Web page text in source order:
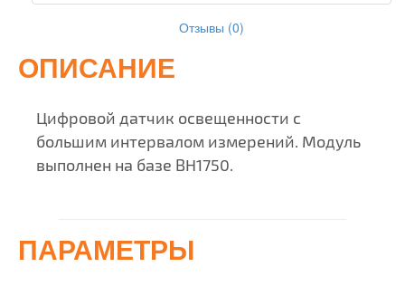
Отзывы (0)
ОПИСАНИЕ
Цифровой датчик освещенности с
большим интервалом измерений. Модуль
выполнен на базе BH1750.
ПАРАМЕТРЫ